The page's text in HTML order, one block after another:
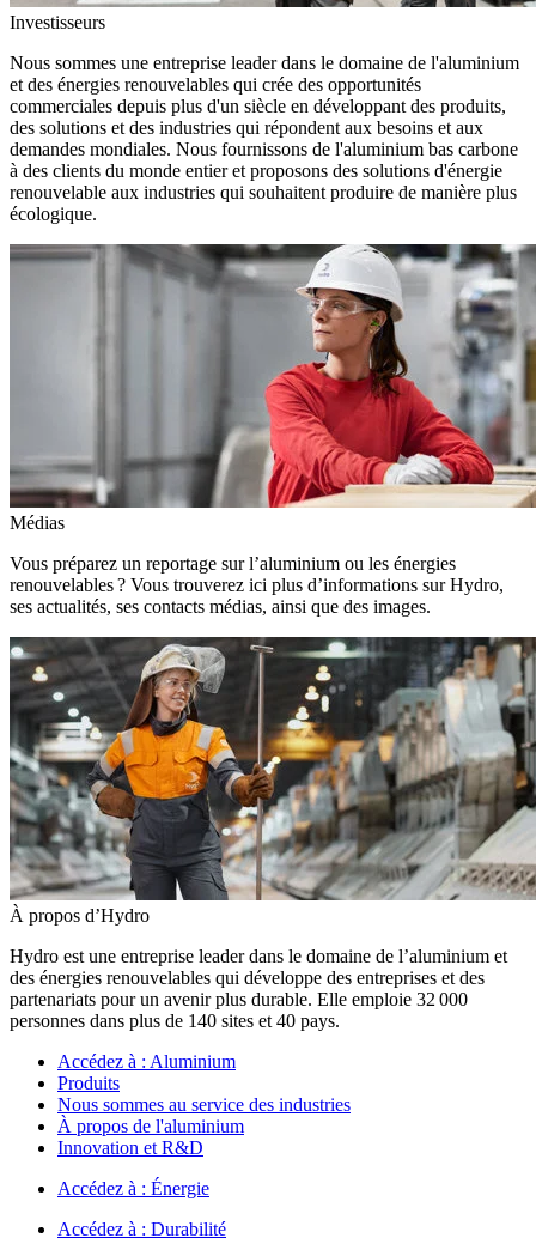
Investisseurs
Nous sommes une entreprise leader dans le domaine de l'aluminium
et des énergies renouvelables qui crée des opportunités
commerciales depuis plus d'un siècle en développant des produits,
des solutions et des industries qui répondent aux besoins et aux
demandes mondiales. Nous fournissons de l'aluminium bas carbone
à des clients du monde entier et proposons des solutions d'énergie
renouvelable aux industries qui souhaitent produire de manière plus
écologique.
Médias
Vous préparez un reportage sur l’aluminium ou les énergies
renouvelables ? Vous trouverez ici plus d’informations sur Hydro,
ses actualités, ses contacts médias, ainsi que des images.
À propos d’Hydro
Hydro est une entreprise leader dans le domaine de l’aluminium et
des énergies renouvelables qui développe des entreprises et des
partenariats pour un avenir plus durable. Elle emploie 32 000
personnes dans plus de 140 sites et 40 pays.
Accédez à : Aluminium
Produits
Nous sommes au service des industries
À propos de l'aluminium
Innovation et R&D
Accédez à : Énergie
Accédez à : Durabilité